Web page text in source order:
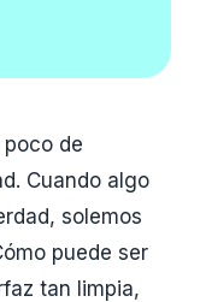
de
Cuando algo
solemos
puede ser
tan limpia,